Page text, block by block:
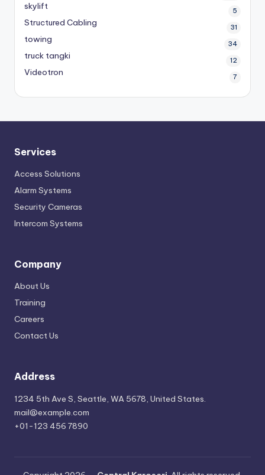
skylift 5
Structured Cabling 31
towing 34
truck tangki 12
Videotron 7
Services
Access Solutions
Alarm Systems
Security Cameras
Intercom Systems
Company
About Us
Training
Careers
Contact Us
Address
1234 5th Ave S, Seattle, WA 5678, United States.
mail@example.com
+01-123 456 7890